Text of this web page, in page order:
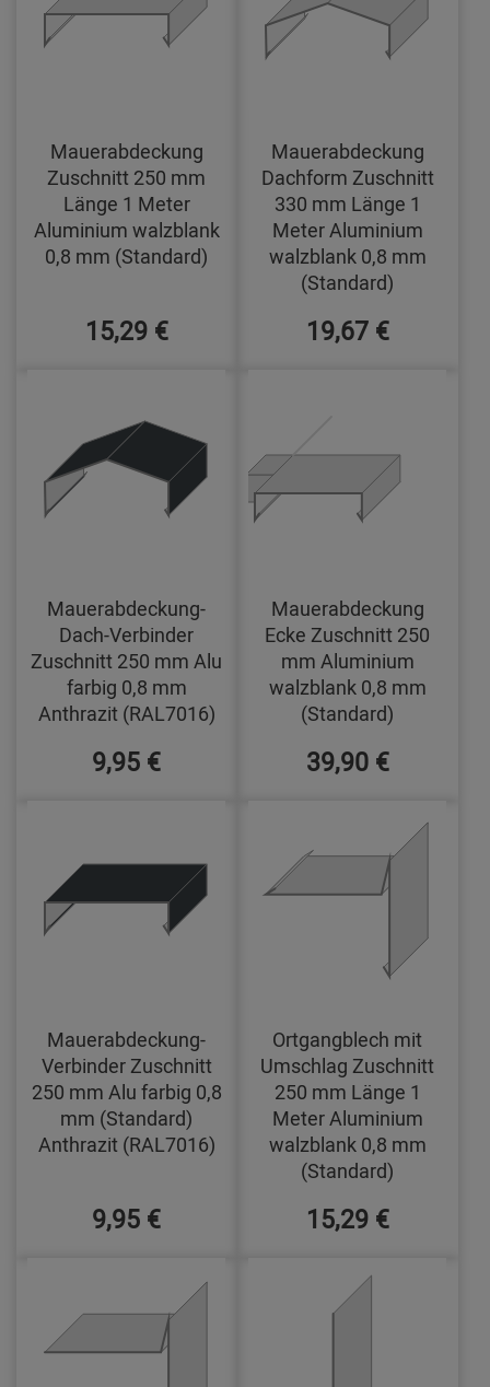
Mauerabdeckung
Zuschnitt 250 mm
Länge 1 Meter
Aluminium walzblank
0,8 mm (Standard)
15,29 €
Mauerabdeckung
Dachform Zuschnitt
330 mm Länge 1
Meter Aluminium
walzblank 0,8 mm
(Standard)
19,67 €
Mauerabdeckung-
Dach-Verbinder
Zuschnitt 250 mm Alu
farbig 0,8 mm
Anthrazit (RAL7016)
9,95 €
Mauerabdeckung
Ecke Zuschnitt 250
mm Aluminium
walzblank 0,8 mm
(Standard)
39,90 €
Mauerabdeckung-
Verbinder Zuschnitt
250 mm Alu farbig 0,8
mm (Standard)
Anthrazit (RAL7016)
9,95 €
Ortgangblech mit
Umschlag Zuschnitt
250 mm Länge 1
Meter Aluminium
walzblank 0,8 mm
(Standard)
15,29 €